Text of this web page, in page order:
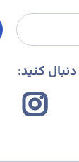
کنید: